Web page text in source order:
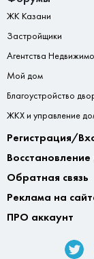
ЖК Казани
Застройщики
Агентства
Мой дом
Благоустройство
ЖКХ и управление
Регистрация/
Восстановление
Обратная связь
Реклама на
ПРО аккаунт